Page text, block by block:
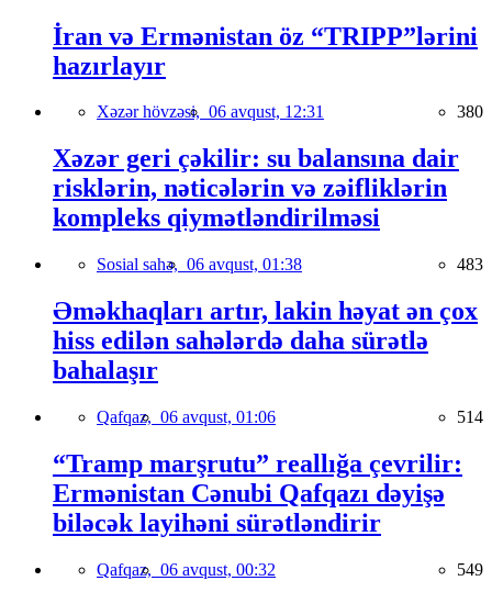
İran və Ermənistan öz “TRIPP”lərini
hazırlayır
Xəzər hövzəsi, 06 avqust, 12:31 380
Xəzər geri çəkilir: su balansına dair
risklərin, nəticələrin və zəifliklərin
kompleks qiymətləndirilməsi
Sosial sahə, 06 avqust, 01:38 483
Əməkhaqları artır, lakin həyat ən çox
hiss edilən sahələrdə daha sürətlə
bahalaşır
Qafqaz, 06 avqust, 01:06 514
“Tramp marşrutu” reallığa çevrilir:
Ermənistan Cənubi Qafqazı dəyişə
biləcək layihəni sürətləndirir
Qafqaz, 06 avqust, 00:32 549